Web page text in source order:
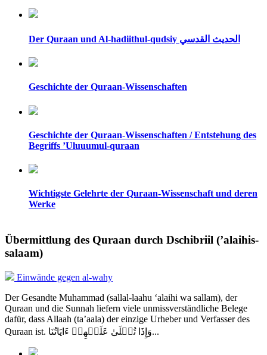
Der Quraan und Al-hadiithul-qudsiy الحديث القدسي
Geschichte der Quraan-Wissenschaften
Geschichte der Quraan-Wissenschaften / Entstehung des
Begriffs ’Uluuumul-quraan
Wichtigste Gelehrte der Quraan-Wissenschaft und deren
Werke
Übermittlung des Quraan durch Dschibriil (’alaihis-
salaam)
Einwände gegen al-wahy
Der Gesandte Muhammad (sallal-laahu ‘alaihi wa sallam), der
Quraan und die Sunnah liefern viele unmissverständliche Belege
dafür, dass Allaah (ta’aala) der einzige Urheber und Verfasser des
Quraan ist. وَإِذَا تُتۡلَىٰ عَلَيۡهِمۡ ءَايَاتُنَا...